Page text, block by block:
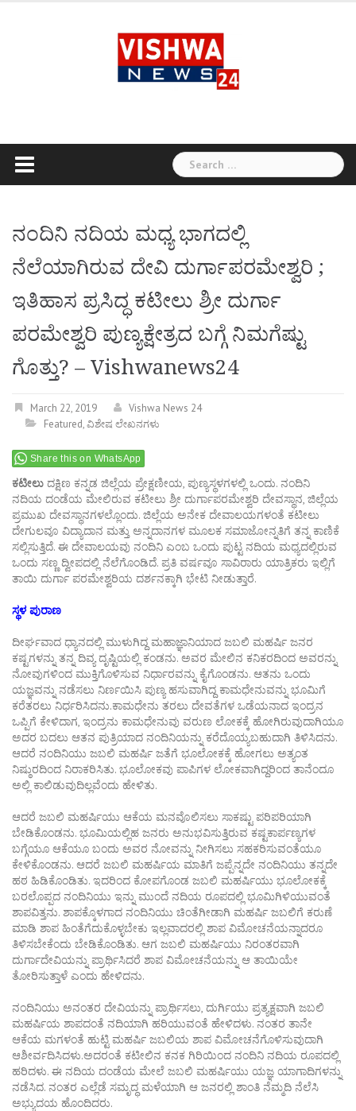
Search
for:
ನಂದಿನಿ ನದಿಯ ಮಧ್ಯ ಭಾಗದಲ್ಲಿ
ನೆಲೆಯಾಗಿರುವ ದೇವಿ ದುರ್ಗಾಪರಮೇಶ್ವರಿ ;
ಇತಿಹಾಸ ಪ್ರಸಿದ್ಧ ಕಟೀಲು ಶ್ರೀ ದುರ್ಗಾ
ಪರಮೇಶ್ವರಿ ಪುಣ್ಯಕ್ಷೇತ್ರದ ಬಗ್ಗೆ ನಿಮಗೆಷ್ಟು
ಗೊತ್ತು? – Vishwanews24
March 22, 2019
Vishwa News 24
Featured,ವಿಶೇಷ ಲೇಖನಗಳು
Share this on WhatsApp
ಕಟೀಲು ದಕ್ಷಿಣ ಕನ್ನಡ ಜಿಲ್ಲೆಯ ಪ್ರೇಕ್ಷಣೀಯ, ಪುಣ್ಯಸ್ಥಳಗಳಲ್ಲಿ ಒಂದು. ನಂದಿನಿ
ನದಿಯ ದಂಡೆಯ ಮೇಲಿರುವ ಕಟೀಲು ಶ್ರೀ ದುರ್ಗಾಪರಮೇಶ್ವರಿ ದೇವಸ್ಥಾನ, ಜಿಲ್ಲೆಯ
ಪ್ರಮುಖ ದೇವಸ್ಥಾನಗಳಲ್ಲೊಂದು. ಜಿಲ್ಲೆಯ ಅನೇಕ ದೇವಾಲಯಗಳಂತೆ ಕಟೀಲು
ದೇಗುಲವೂ ವಿದ್ಯಾದಾನ ಮತ್ತು ಅನ್ನದಾನಗಳ ಮೂಲಕ ಸಮಾಜೋನ್ನತಿಗೆ ತನ್ನ ಕಾಣಿಕೆ
ಸಲ್ಲಿಸುತ್ತಿದೆ. ಈ ದೇವಾಲಯವು ನಂದಿನಿ ಎಂಬ ಒಂದು ಪುಟ್ಟ ನದಿಯ ಮಧ್ಯದಲ್ಲಿರುವ
ಒಂದು ಸಣ್ಣ ದ್ವೀಪದಲ್ಲಿ ನೆಲೆಗೊಂಡಿದೆ. ಪ್ರತಿ ವರ್ಷವೂ ಸಾವಿರಾರು ಯಾತ್ರಿಕರು ಇಲ್ಲಿಗೆ
ತಾಯಿ ದುರ್ಗಾ ಪರಮೇಶ್ವರಿಯ ದರ್ಶನಕ್ಕಾಗಿ ಭೇಟಿ ನೀಡುತ್ತಾರೆ.
ಸ್ಥಳ ಪುರಾಣ
ದೀರ್ಘವಾದ ಧ್ಯಾನದಲ್ಲಿ ಮುಳುಗಿದ್ದ ಮಹಾಜ್ಞಾನಿಯಾದ ಜಬಲಿ ಮಹರ್ಷಿ ಜನರ
ಕಷ್ಟಗಳನ್ನು ತನ್ನ ದಿವ್ಯ ದೃಷ್ಟಿಯಲ್ಲಿ ಕಂಡನು. ಅವರ ಮೇಲಿನ ಕನಿಕರದಿಂದ ಅವರನ್ನು
ನೋವುಗಳಿಂದ ಮುಕ್ತಿಗೊಳಿಸುವ ನಿರ್ಧಾರವನ್ನು ಕೈಗೊಂಡನು. ಆತನು ಒಂದು
ಯಜ್ಞವನ್ನು ನಡೆಸಲು ನಿರ್ಣಯಿಸಿ ಪುಣ್ಯ ಹಸುವಾಗಿದ್ದ ಕಾಮಧೇನುವನ್ನು ಭೂಮಿಗೆ
ಕರೆತರಲು ನಿರ್ಧರಿಸಿದನು.ಕಾಮಧೇನು ತರಲು ದೇವತೆಗಳ ಒಡೆಯನಾದ ಇಂದ್ರನ
ಒಪ್ಪಿಗೆ ಕೇಳಿದಾಗ, ಇಂದ್ರನು ಕಾಮಧೇನುವು ವರುಣ ಲೋಕಕ್ಕೆ ಹೋಗಿರುವುದಾಗಿಯೂ
ಅದರ ಬದಲು ಆತನ ಪುತ್ರಿಯಾದ ನಂದಿನಿಯನ್ನು ಕರೆದೊಯ್ಯಬಹುದಾಗಿ ತಿಳಿಸಿದನು.
ಆದರೆ ನಂದಿನಿಯು ಜಬಲಿ ಮಹರ್ಷಿ ಜತೆಗೆ ಭೂಲೋಕಕ್ಕೆ ಹೋಗಲು ಅತ್ಯಂತ
ನಿಷ್ಠುರದಿಂದ ನಿರಾಕರಿಸಿತು. ಭೂಲೋಕವು ಪಾಪಿಗಳ ಲೋಕವಾಗಿದ್ದರಿಂದ ತಾನೆಂದೂ
ಅಲ್ಲಿ ಕಾಲಿಡುವುದಿಲ್ಲವೆಂದು ಹೇಳಿತು.
ಆದರೆ ಜಬಲಿ ಮಹರ್ಷಿಯು ಆಕೆಯ ಮನವೊಲಿಸಲು ಸಾಕಷ್ಟು ಪರಿಪರಿಯಾಗಿ
ಬೇಡಿಕೊಂಡನು. ಭೂಮಿಯಲ್ಲಿಹ ಜನರು ಅನುಭವಿಸುತ್ತಿರುವ ಕಷ್ಟಕಾರ್ಪಣ್ಯಗಳ
ಬಗ್ಗೆಯೂ ಆಕೆಯೂ ಬಂದು ಅವರ ನೋವನ್ನು ನೀಗಿಸಲು ಸಹಕರಿಸುವಂತೆಯೂ
ಕೇಳಿಕೊಂಡನು. ಆದರೆ ಜಬಲಿ ಮಹರ್ಷಿಯ ಮಾತಿಗೆ ಜಪ್ಪೆನ್ನದೇ ನಂದಿನಿಯು ತನ್ನದೇ
ಹಠ ಹಿಡಿಕೊಂಡಿತು. ಇದರಿಂದ ಕೋಪಗೊಂಡ ಜಬಲಿ ಮಹರ್ಷಿಯು ಭೂಲೋಕಕ್ಕೆ
ಬರಲೊಪ್ಪದ ನಂದಿನಿಯು ಇನ್ನು ಮುಂದೆ ನದಿಯ ರೂಪದಲ್ಲಿ ಭೂಮಿಗಿಳಿಯುವಂತೆ
ಶಾಪವಿತ್ತನು. ಶಾಪಕ್ಕೊಳಗಾದ ನಂದಿನಿಯು ಚಿಂತೆಗೀಡಾಗಿ ಮಹರ್ಷಿ ಜಬಲಿಗೆ ಕರುಣೆ
ಮಾಡಿ ಶಾಪ ಹಿಂತೆಗೆದುಕೊಳ್ಳಬೇಕು ಇಲ್ಲವಾದರಲ್ಲಿ ಶಾಪ ವಿಮೋಚನೆಯನ್ನಾದರೂ
ತಿಳಿಸಬೇಕೆಂದು ಬೇಡಿಕೊಂಡಿತು. ಆಗ ಜಬಲಿ ಮಹರ್ಷಿಯು ನಿರಂತರವಾಗಿ
ದುರ್ಗಾದೇವಿಯನ್ನು ಪ್ರಾರ್ಥಿಸಿದರೆ ಶಾಪ ವಿಮೋಚನೆಯನ್ನು ಆ ತಾಯಿಯೇ
ತೋರಿಸುತ್ತಾಳೆ ಎಂದು ಹೇಳಿದನು.
ನಂದಿನಿಯು ಅನಂತರ ದೇವಿಯನ್ನು ಪ್ರಾರ್ಥಿಸಲು, ದುರ್ಗಿಯು ಪ್ರತ್ಯಕ್ಷವಾಗಿ ಜಬಲಿ
ಮಹರ್ಷಿಯ ಶಾಪದಂತೆ ನದಿಯಾಗಿ ಹರಿಯುವಂತೆ ಹೇಳಿದಳು. ನಂತರ ತಾನೇ
ಆಕೆಯ ಮಗಳಂತೆ ಹುಟ್ಟಿ ಮಹರ್ಷಿ ಜಬಲಿಯ ಶಾಪ ವಿಮೋಚನೆಗೊಳಿಸುವುದಾಗಿ
ಆಶೀರ್ವದಿಸಿದಳು.ಅದರಂತೆ ಕಟೀಲಿನ ಕನಕ ಗಿರಿಯಿಂದ ನಂದಿನಿ ನದಿಯ ರೂಪದಲ್ಲಿ
ಹರಿದಳು. ಈ ನದಿಯ ದಂಡೆಯ ಮೇಲೆ ಜಬಲಿ ಮಹರ್ಷಿಯು ಯಜ್ಞ ಯಾಗಾದಿಗಳನ್ನು
ನಡೆಸಿದ. ನಂತರ ಎಲ್ಲೆಡೆ ಸಮೃದ್ಧ ಮಳೆಯಾಗಿ ಆ ಜನರಲ್ಲಿ ಶಾಂತಿ ನೆಮ್ಮದಿ ನೆಲೆಸಿ
ಅಭ್ಯುದಯ ಹೊಂದಿದರು.